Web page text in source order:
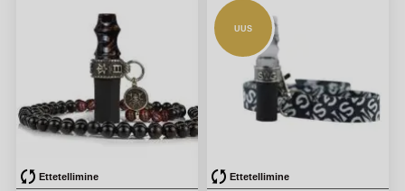
Ettetellimine
UUS
Ettetellimine